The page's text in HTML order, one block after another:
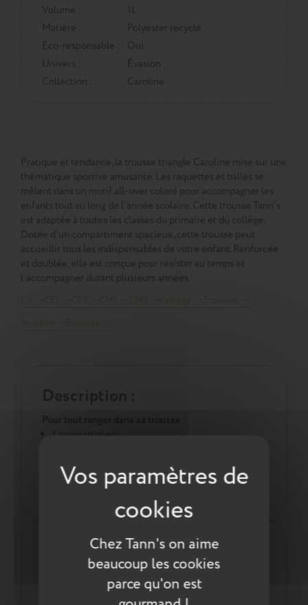
Chez Tann's on aime
beaucoup les cookies
parce qu'on est
Volume :
1L
Matière :
Polyester recyclé
Éco-responsable :
Oui
Univers :
Évasion
Collection :
Caroline
Pratique et tendance, la trousse triangle Caroline mise sur une
thématique sportive amusante. Les raquettes et balles se
mêlent dans un motif all-over coloré pour accompagner les
enfants tout au long de l’année scolaire. Cette trousse Tann's
est adaptée à toutes les classes du primaire et du collège.
Dotée d’un compartiment spacieux, cette trousse peut
accueillir tous les indispensables de votre enfant. Renforcée
et doublée, elle est conçue pour résister au temps et
l’accompagner durant plusieurs années.
Description :
1 compartiment
Ergonomie :
Légère, seulement 80g
Les plus du produit :
Une trousse conçue pour durer :
Coutures renforcées